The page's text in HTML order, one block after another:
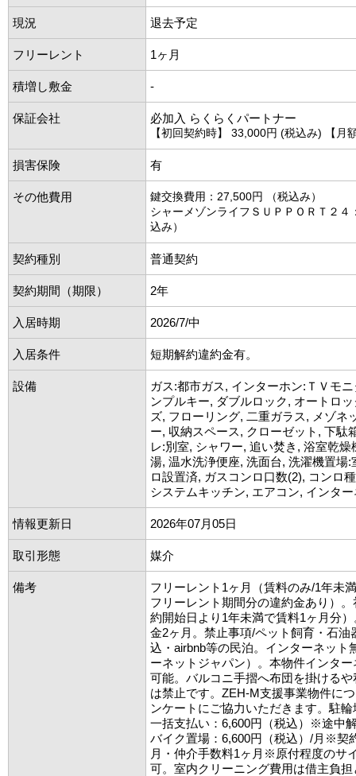
現況 退去予定
フリーレント 1ヶ月
積増し敷金 -
保証会社 必加入 らくらくパートナー
【初回契約時】 33,000円 (税込み) 【月
損害保険 有
その他費用
鍵交換費用：27,500円 （税込み）
シャーメゾンライフＳＵＰＰＯＲＴ２４
込み）
契約種別 普通契約
契約期間（期限） 2年
入居時期 2026/7/中
入居条件 短期解約違約金有。
設備
ガス:都市ガス, インターホン:ＴＶモ
ンプルキー, ダブルロック, オートロ
ズ, フローリング, 二重ガラス, メゾネ
ー, 収納スペース, クローゼット, 下駄
レ:別室, シャワー, 追い焚き, 浴室乾燥
湯, 温水洗浄便座, 洗面台, 洗濯機置場:
ロ設置済, ガスコンロ口数(2), コンロ
システムキッチン, エアコン, インタ
情報更新日 2026年07月05日
取引形態 媒介
備考
フリーレント1ヶ月（賃料のみ/1年未
フリーレント期間分の違約金あり）
約開始日より1年未満で賃料1ヶ月分
金2ヶ月。禁止事項/ペット飼育・石油
込・airbnb等の民泊。インターネット
ーネットジャパン）。本物件インタ
可能。バルコニ手摺へ布団を掛ける
は禁止です。ZEH-M支援事業物件に
ンケートにご協力いただきます。駐
一括支払い：6,600円（税込）※途中
バイク置場：6,600円（税込）/月※契
月・仲介手数料1ヶ月※原付程度のサ
可。室内クリーニング費用は借主負